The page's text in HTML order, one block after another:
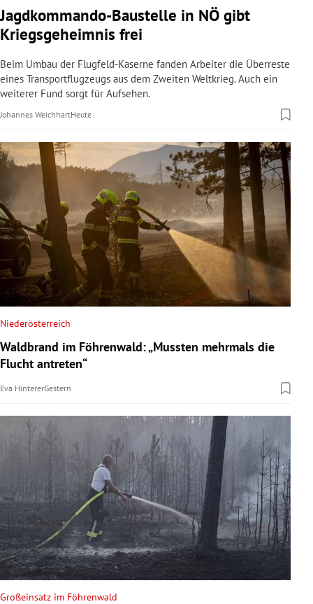
Jagdkommando-Baustelle in NÖ gibt
Kriegsgeheimnis frei
Beim Umbau der Flugfeld-Kaserne fanden Arbeiter die Überreste
eines Transportflugzeugs aus dem Zweiten Weltkrieg. Auch ein
weiterer Fund sorgt für Aufsehen.
Johannes WeichhartHeute
Niederösterreich
Waldbrand im Föhrenwald: „Mussten mehrmals die
Flucht antreten“
Eva HintererGestern
Großeinsatz im Föhrenwald